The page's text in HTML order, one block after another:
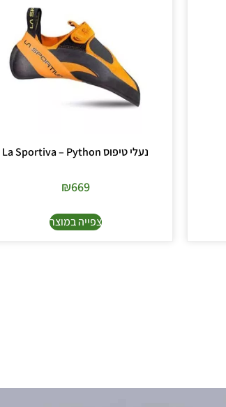
נעלי טיפוס La Sportiva – Python
₪669
צפייה במוצר